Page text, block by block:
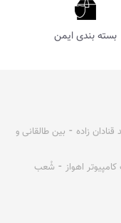
بسته بندی ایمن
قنادان زاده ⁃ بین طالقانی و
کامپیوتر اهواز ⁃ شُعب